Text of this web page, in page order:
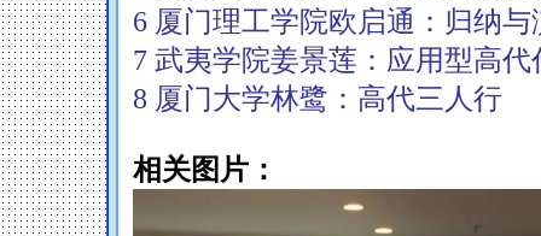
6 厦门理工学院欧启通：归纳
7 武夷学院姜景莲：应用型高
8 厦门大学林鹭：高代三人行
相关图片：